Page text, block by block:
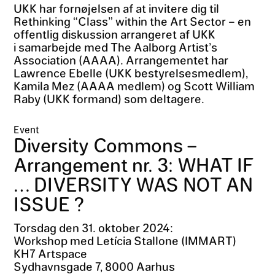
UKK har fornøjelsen af at invitere dig til
Rethinking “Class” within the Art Sector – en
offentlig diskussion arrangeret af UKK
i samarbejde med The Aalborg Artist’s
Association (AAAA). Arrangementet har
Lawrence Ebelle (UKK bestyrelsesmedlem),
Kamila Mez (AAAA medlem) og Scott William
Raby (UKK formand) som deltagere.
Event
Diversity Commons –
Arrangement nr. 3: WHAT IF
… DIVERSITY WAS NOT AN
ISSUE ?
Torsdag den 31. oktober 2024:
Workshop med Letícia Stallone (IMMART)
KH7 Artspace
Sydhavnsgade 7, 8000 Aarhus